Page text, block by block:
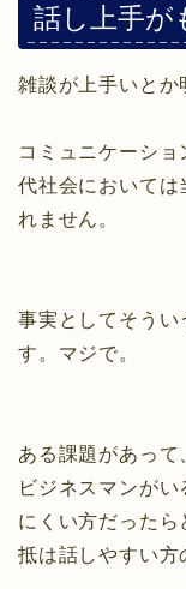
話し上手が
雑談が上手いとか
コミュニケーシ
代社会においては
れません。
事実としてそうい
す。マジで。
ある課題があっ
ビジネスマンが
にくい方だった
抵は話しやすい方